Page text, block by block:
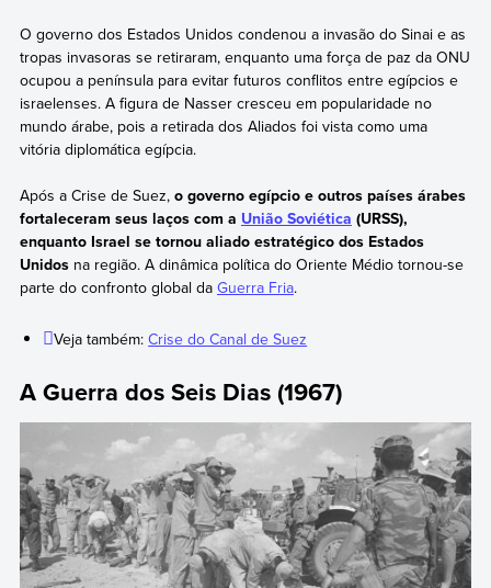
O governo dos Estados Unidos condenou a invasão do Sinai e as
tropas invasoras se retiraram, enquanto uma força de paz da ONU
ocupou a península para evitar futuros conflitos entre egípcios e
israelenses. A figura de Nasser cresceu em popularidade no
mundo árabe, pois a retirada dos Aliados foi vista como uma
vitória diplomática egípcia.
Após a Crise de Suez, o governo egípcio e outros países árabes
fortaleceram seus laços com a União Soviética (URSS),
enquanto Israel se tornou aliado estratégico dos Estados
Unidosna região. A dinâmica política do Oriente Médio tornou-se
parte do confronto global da Guerra Fria.
Veja também:Crise do Canal de Suez
A Guerra dos Seis Dias (1967)